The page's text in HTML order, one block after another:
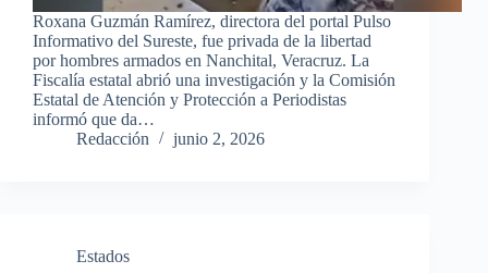
Roxana Guzmán Ramírez, directora del portal Pulso
Informativo del Sureste, fue privada de la libertad
por hombres armados en Nanchital, Veracruz. La
Fiscalía estatal abrió una investigación y la Comisión
Estatal de Atención y Protección a Periodistas
informó que da…
Redacción
junio 2, 2026
Estados